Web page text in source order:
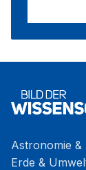
Astronomie &
Erde &